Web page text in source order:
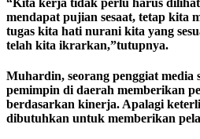
mendapat pujian sesaat, tetap kita
tugas kita hati nurani kita yang
telah kita ikrarkan,”tutupnya.
Muhardin, seorang penggiat media
pemimpin di daerah memberikan
berdasarkan kinerja. Apalagi
dibutuhkan untuk memberikan